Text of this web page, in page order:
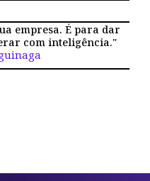
empresa. É para dar
com inteligência."